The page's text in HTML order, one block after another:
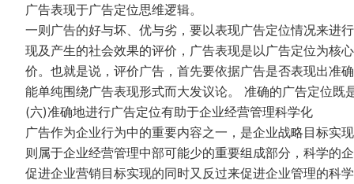
广告表现于广告定位思维逻辑。
一则广告的好与坏、优与劣，要以表现广告定位情况来进
现及产生的社会效果的评价，广告表现是以广告定位为核
价。也就是说，评价广告，首先要依据广告是否表现出准
能单纯围绕广告表现形式而大发议论。 准确的广告定位
(六)准确地进行广告定位有助于企业经营管理科学化
广告作为企业行为中的重要内容之一，是企业战略目标实
则属于企业经营管理中部可能少的重要组成部分，科学的
促进企业营销目标实现的同时又反过来促进企业管理的科